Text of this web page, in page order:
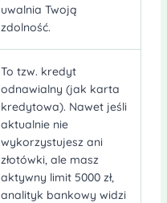
uwalnia Twoją
zdolność.
To tzw. kredyt
odnawialny (jak karta
kredytowa). Nawet jeśli
aktualnie nie
wykorzystujesz ani
złotówki, ale masz
aktywny limit 5000 zł,
analityk bankowy widzi